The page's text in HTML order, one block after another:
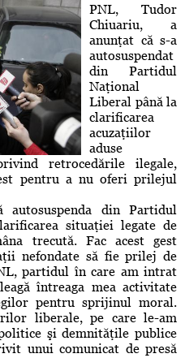
PNL, Tudor
Chiuariu, a
anunţat că s-a
autosuspendat
din Partidul
Naţional
Liberal până la
clarificarea
acuzaţiilor
aduse
retrocedările ilegale,
pentru a nu oferi prilejul
din Partidul
situaţiei legate de
trecută. Fac acest gest
nefondate să fie prilej de
partidul în care am intrat
întreaga mea activitate
pentru sprijinul moral.
liberale, pe care le-am
şi demnităţile publice
unui comunicat de presă